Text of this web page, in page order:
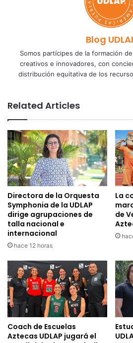
Blog
Somos partícipes de la formación
creativos e innovadores, con
distribución equitativa de los
Related Articles
Directora de la Orquesta
Symphonia de la UDLAP
dirige agrupaciones de
talla nacional e
internacional
hace 12 horas
La
de
Coach de Escuelas
Aztecas UDLAP jugará el